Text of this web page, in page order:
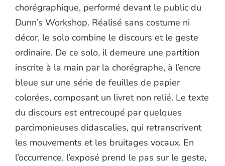
chorégraphique, performé devant le public du
Dunn’s Workshop. Réalisé sans costume ni
décor, le solo combine le discours et le geste
ordinaire. De ce solo, il demeure une partition
inscrite à la main par la chorégraphe, à l’encre
bleue sur une série de feuilles de papier
colorées, composant un livret non relié. Le texte
du discours est entrecoupé par quelques
parcimonieuses didascalies, qui retranscrivent
les mouvements et les bruitages vocaux. En
l’occurrence, l’exposé prend le pas sur le geste,